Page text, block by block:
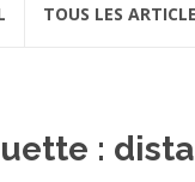
TOUS LES
: